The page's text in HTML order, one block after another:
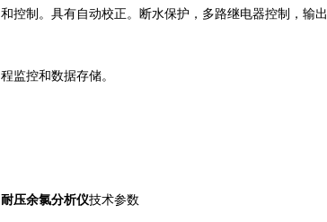
和控制。具有自动校正。断水保护，多路继电器控制，输出
程监控和数据存储。
耐压余氯分析仪技术参数